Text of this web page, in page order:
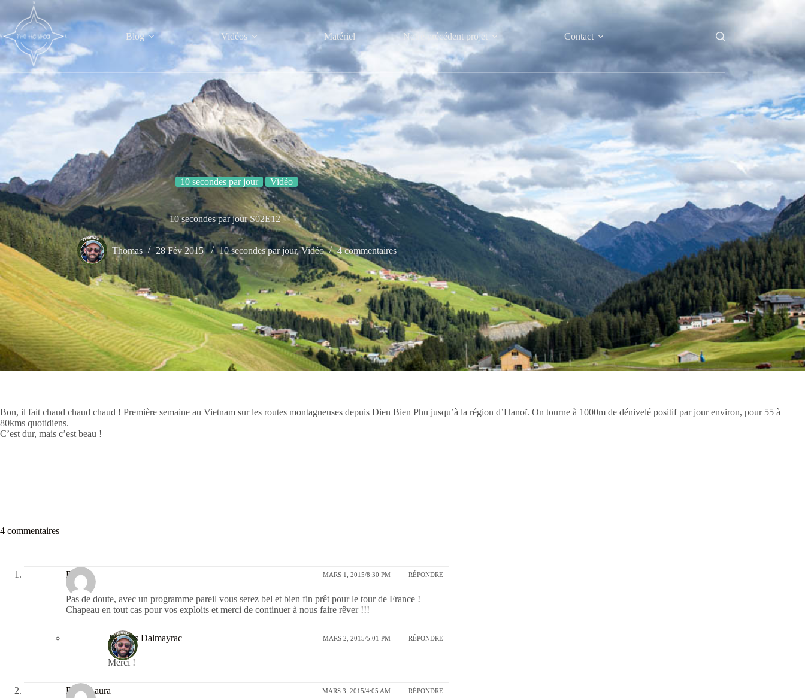
contenu
Blog
Vidéos Matériel Notre précédent projet Contact
10 secondes par jour Vidéo
10 secondes par jour S02E12
Thomas 28 Fév 2015 10 secondes par jour,Vidéo 4 commentaires
Bon, il fait chaud chaud chaud ! Première semaine au Vietnam sur les routes montagneuses depuis Dien Bien Phu jusqu’à la région d’Hanoï. On tourne à 1000m de dénivelé positif par jour environ, pour 55 à
80kms quotidiens.
C’est dur, mais c’est beau !
4 commentaires
Raidge MARS 1, 2015/8:30 PM RÉPONDRE
Pas de doute, avec un programme pareil vous serez bel et bien fin prêt pour le tour de France !
Chapeau en tout cas pour vos exploits et merci de continuer à nous faire rêver !!!
Thomas Dalmayrac MARS 2, 2015/5:01 PM RÉPONDRE
Merci !
Ben&Laura MARS 3, 2015/4:05 AM RÉPONDRE